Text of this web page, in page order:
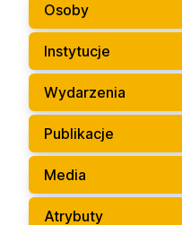
Osoby
Instytucje
Wydarzenia
Publikacje
Media
Atrybuty